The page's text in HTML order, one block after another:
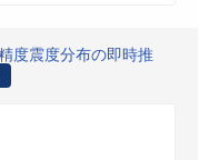
度震度分布の即時推